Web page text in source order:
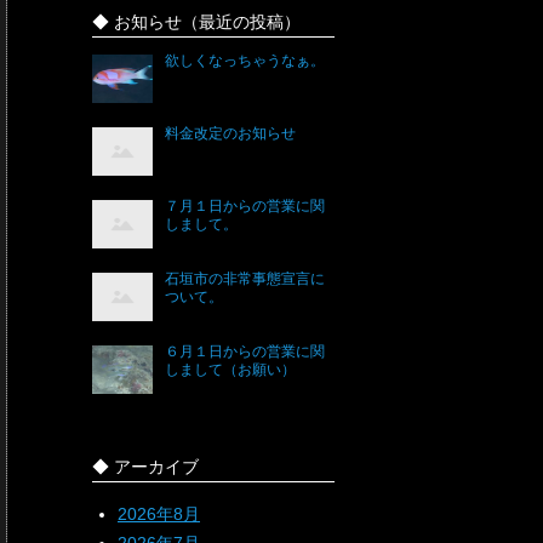
◆ お知らせ（最近の投稿）
欲しくなっちゃうなぁ。
料金改定のお知らせ
７月１日からの営業に関
しまして。
石垣市の非常事態宣言に
ついて。
６月１日からの営業に関
しまして（お願い）
◆ アーカイブ
2026年8月